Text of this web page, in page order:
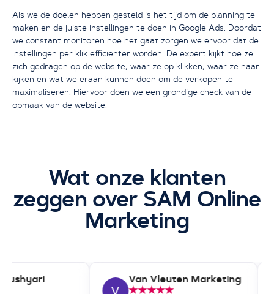
Als we de doelen hebben gesteld is het tijd om de planning te
maken en de juiste instellingen te doen in Google Ads. Doordat
we constant monitoren hoe het gaat zorgen we ervoor dat de
instellingen per klik efficiënter worden. De expert kijkt hoe ze
zich gedragen op de website, waar ze op klikken, waar ze naar
kijken en wat we eraan kunnen doen om de verkopen te
maximaliseren. Hiervoor doen we een grondige check van de
opmaak van de website.
Wat onze klanten
zeggen over SAM Online
Marketing
Van Vleuten Marketing